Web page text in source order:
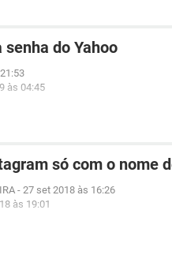
senha do Yahoo
às 04:45
só com o nome
- 27 set 2018 às 16:26
às 19:01